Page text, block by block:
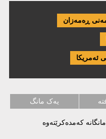
ڕەمەزان
ئەمریکا
یەک مانگ
كەمدەكرێتەوە